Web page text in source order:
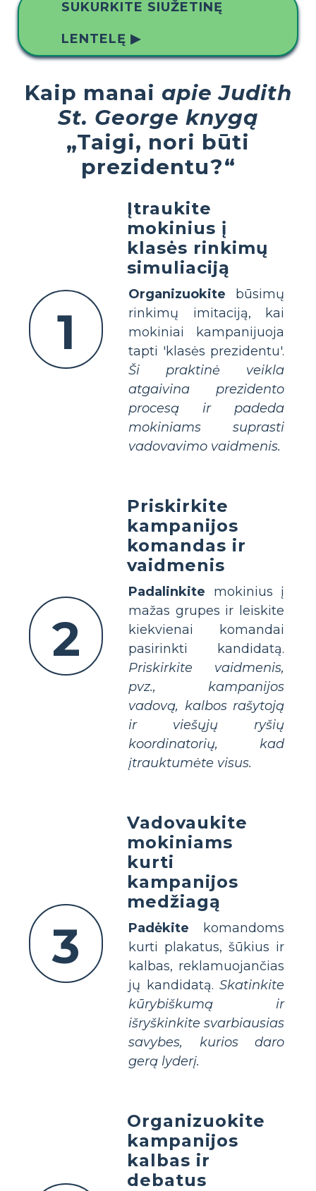
SUKURKITE SIUŽETINĘ
LENTELĘ ▶
Kaip manai apie Judith
St. George knygą
„Taigi, nori būti
prezidentu?“
1
Įtraukite
mokinius į
klasės rinkimų
simuliaciją
Organizuokite būsimų
rinkimų imitaciją, kai
mokiniai kampanijuoja
tapti 'klasės prezidentu'.
Ši praktinė veikla
atgaivina prezidento
procesą ir padeda
mokiniams suprasti
vadovavimo vaidmenis.
2
Priskirkite
kampanijos
komandas ir
vaidmenis
Padalinkite mokinius į
mažas grupes ir leiskite
kiekvienai komandai
pasirinkti kandidatą.
Priskirkite vaidmenis,
pvz., kampanijos
vadovą, kalbos rašytoją
ir viešųjų ryšių
koordinatorių, kad
įtrauktumėte visus.
3
Vadovaukite
mokiniams
kurti
kampanijos
medžiagą
Padėkite komandoms
kurti plakatus, šūkius ir
kalbas, reklamuojančias
jų kandidatą. Skatinkite
kūrybiškumą ir
išryškinkite svarbiausias
savybes, kurios daro
gerą lyderį.
Organizuokite
kampanijos
kalbas ir
debatus